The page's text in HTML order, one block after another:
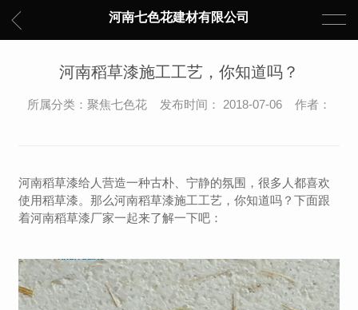
河南七色花建材有限公司
河南稻草漆施工工艺，你知道吗？
所属分类：聚焦七色花 发布时间： 2018-07-06 作者：
河南稻草漆给人营造一种古朴、宁静的氛围，很多人都喜欢
使用稻草漆。那么河南稻草漆施工工艺，你知道吗？下面跟
着河南稻草漆厂家一起来了解一下吧：